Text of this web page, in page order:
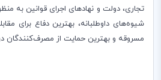
تجاری، دولت و نهادهای اجرای قوانین به
شیوه‌های داوطلبانه، بهترین دفاع برای
مسروقه و بهترین حمایت از مصرف‌کنندگان